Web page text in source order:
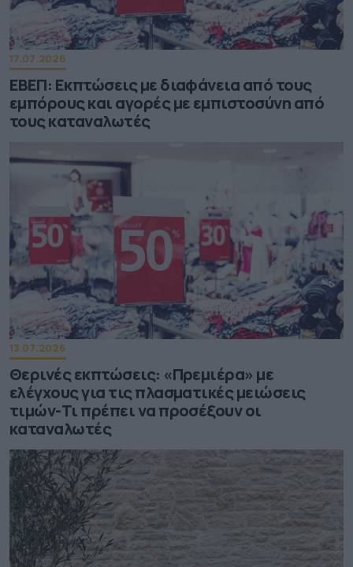
17.07.2026
ΕΒΕΠ: Εκπτώσεις με διαφάνεια από τους
εμπόρους και αγορές με εμπιστοσύνη από
τους καταναλωτές
13.07.2026
Θερινές εκπτώσεις: «Πρεμιέρα» με
ελέγχους για τις πλασματικές μειώσεις
τιμών-Τι πρέπει να προσέξουν οι
καταναλωτές